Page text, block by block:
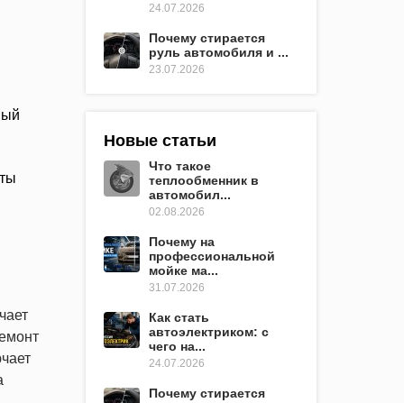
24.07.2026
Почему стирается
руль автомобиля и ...
23.07.2026
Новые статьи
Что такое
теплообменник в
автомобил...
02.08.2026
Почему на
профессиональной
мойке ма...
31.07.2026
Как стать
автоэлектриком: с
чего на...
24.07.2026
Почему стирается